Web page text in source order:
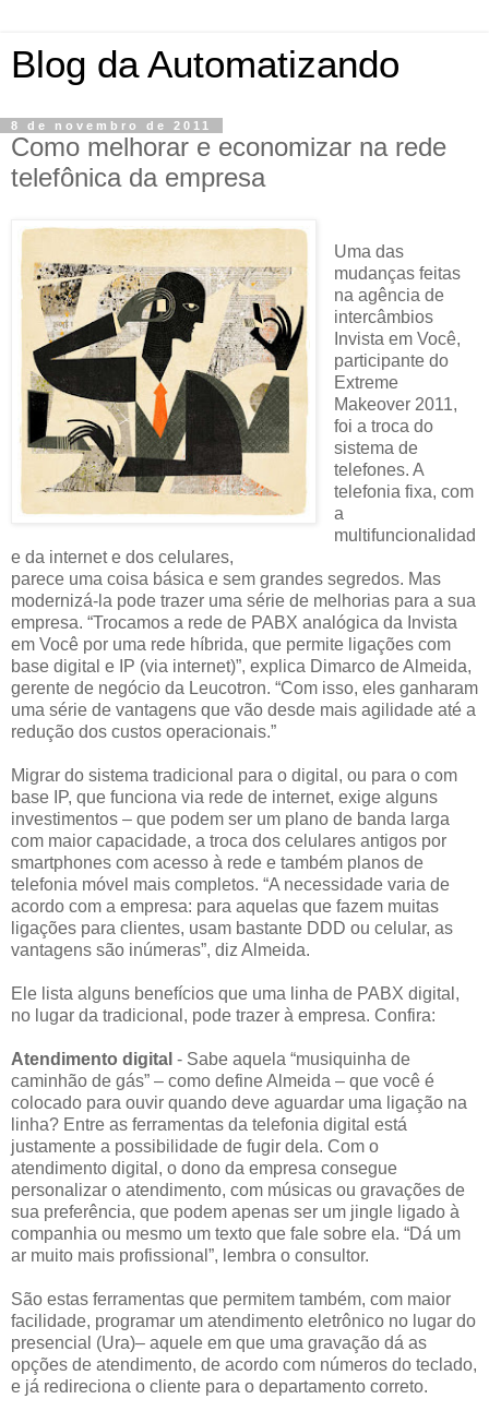
Blog da Automatizando
8 de novembro de 2011
Como melhorar e economizar na rede
telefônica da empresa
Uma das
mudanças feitas
na agência de
intercâmbios
Invista em Você,
participante do
Extreme
Makeover 2011,
foi a troca do
sistema de
telefones. A
telefonia fixa, com
a
multifuncionalidad
e da internet e dos celulares,
parece uma coisa básica e sem grandes segredos. Mas
modernizá-la pode trazer uma série de melhorias para a sua
empresa. “Trocamos a rede de PABX analógica da Invista
em Você por uma rede híbrida, que permite ligações com
base digital e IP (via internet)”, explica Dimarco de Almeida,
gerente de negócio da Leucotron. “Com isso, eles ganharam
uma série de vantagens que vão desde mais agilidade até a
redução dos custos operacionais.”
Migrar do sistema tradicional para o digital, ou para o com
base IP, que funciona via rede de internet, exige alguns
investimentos – que podem ser um plano de banda larga
com maior capacidade, a troca dos celulares antigos por
smartphones com acesso à rede e também planos de
telefonia móvel mais completos. “A necessidade varia de
acordo com a empresa: para aquelas que fazem muitas
ligações para clientes, usam bastante DDD ou celular, as
vantagens são inúmeras”, diz Almeida.
Ele lista alguns benefícios que uma linha de PABX digital,
no lugar da tradicional, pode trazer à empresa. Confira:
Atendimento digital - Sabe aquela “musiquinha de
caminhão de gás” – como define Almeida – que você é
colocado para ouvir quando deve aguardar uma ligação na
linha? Entre as ferramentas da telefonia digital está
justamente a possibilidade de fugir dela. Com o
atendimento digital, o dono da empresa consegue
personalizar o atendimento, com músicas ou gravações de
sua preferência, que podem apenas ser um jingle ligado à
companhia ou mesmo um texto que fale sobre ela. “Dá um
ar muito mais profissional”, lembra o consultor.
São estas ferramentas que permitem também, com maior
facilidade, programar um atendimento eletrônico no lugar do
presencial (Ura)– aquele em que uma gravação dá as
opções de atendimento, de acordo com números do teclado,
e já redireciona o cliente para o departamento correto.